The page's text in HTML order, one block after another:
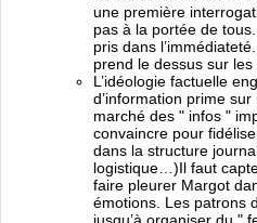
une première
pas à la portée de
pris dans
prend le dessus sur les
L’idéologie factuelle
d’information prime
marché des " infos "
convaincre pour
dans la structure
logistique…)Il faut
faire pleurer Margot
émotions. Les patrons
jusqu’à organiser du "